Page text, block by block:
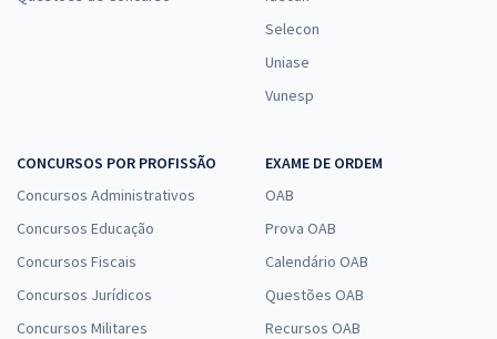
Selecon
Uniase
Vunesp
CONCURSOS POR PROFISSÃO
Concursos Administrativos
Concursos Educação
Concursos Fiscais
Concursos Jurídicos
Concursos Militares
EXAME DE ORDEM
OAB
Prova OAB
Calendário OAB
Questões OAB
Recursos OAB